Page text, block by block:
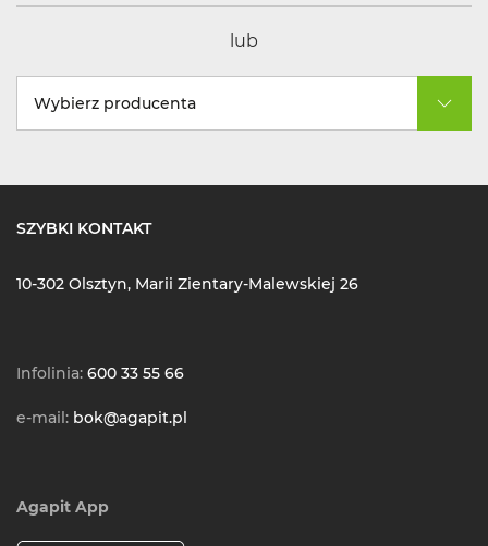
lub
Wybierz producenta
SZYBKI KONTAKT
10-302 Olsztyn, Marii Zientary-Malewskiej 26
Infolinia: 600 33 55 66
e-mail: bok@agapit.pl
Agapit App